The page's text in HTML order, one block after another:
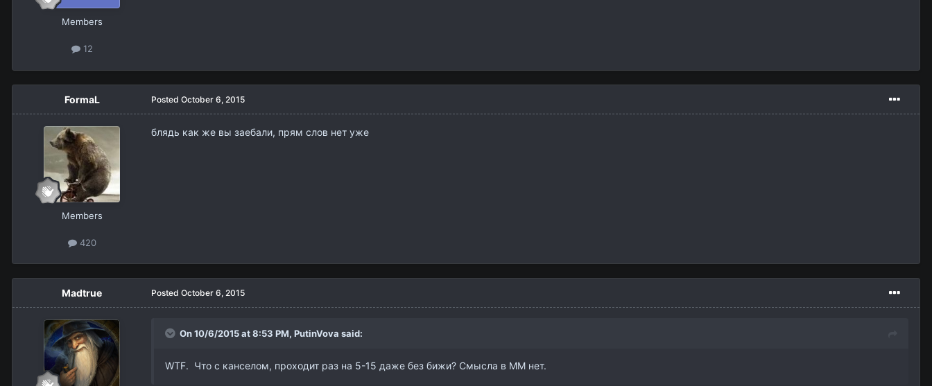
Members
12
FormaL
Members
420
Posted October 6, 2015
блядь как же вы заебали, прям слов нет уже
Madtrue Posted October 6, 2015
On 10/6/2015 at 8:53 PM, PutinVova said:
WTF. Что с канселом, проходит раз на 5-15 даже без бижи? Смысла в ММ нет.